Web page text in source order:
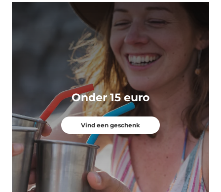
Onder 15 euro
Vind een geschenk